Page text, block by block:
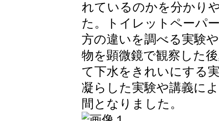
れているのかを分かり
た。トイレットペーパ
方の違いを調べる実験
物を顕微鏡で観察した
て下水をきれいにする
凝らした実験や講義に
間となりました。